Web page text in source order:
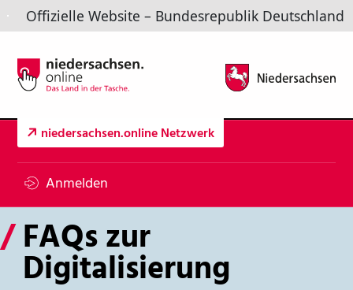
niedersachsen.online Netzwerk
Anmelden
/FAQs zur
Digitalisierung